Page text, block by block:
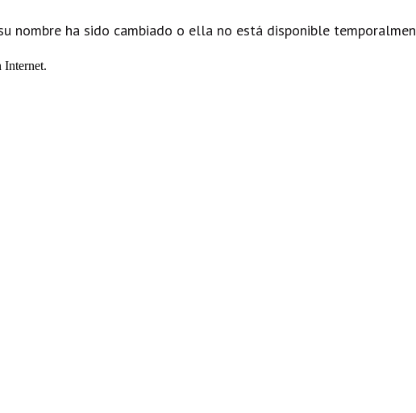
nombre ha sido cambiado o ella no está disponible
Internet.